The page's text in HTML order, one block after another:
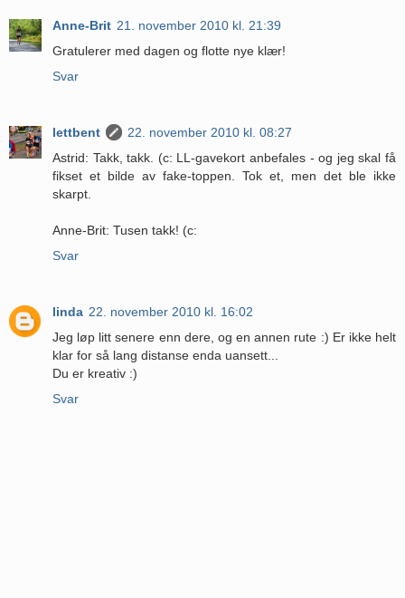
Anne-Brit 21. november 2010 kl. 21:39
Gratulerer med dagen og flotte nye klær!
Svar
lettbent
22. november 2010 kl. 08:27
Astrid: Takk, takk. (c: LL-gavekort anbefales - og jeg skal få
fikset et bilde av fake-toppen. Tok et, men det ble ikke
skarpt.
Anne-Brit: Tusen takk! (c:
Svar
linda 22. november 2010 kl. 16:02
Jeg løp litt senere enn dere, og en annen rute :) Er ikke helt
klar for så lang distanse enda uansett...
Du er kreativ :)
Svar